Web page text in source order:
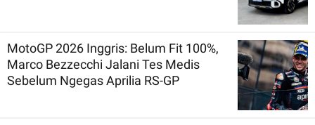
MotoGP 2026 Inggris: Belum Fit 100%,
Marco Bezzecchi Jalani Tes Medis
Sebelum Ngegas Aprilia RS-GP